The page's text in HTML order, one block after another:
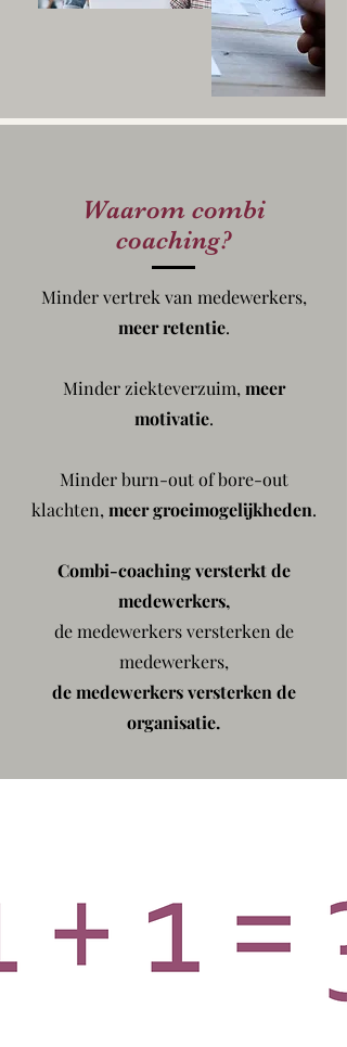
Waarom combi
coaching?
Minder vertrek van medewerkers,
meer retentie.
Minder ziekteverzuim, meer
motivatie.
Minder burn-out of bore-out
klachten, meer groeimogelijkheden.
Combi-coaching versterkt de
medewerkers,
de medewerkers versterken de
medewerkers,
de medewerkers versterken de
organisatie.